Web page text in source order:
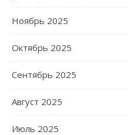
Ноябрь 2025
Октябрь 2025
Сентябрь 2025
Август 2025
Июль 2025